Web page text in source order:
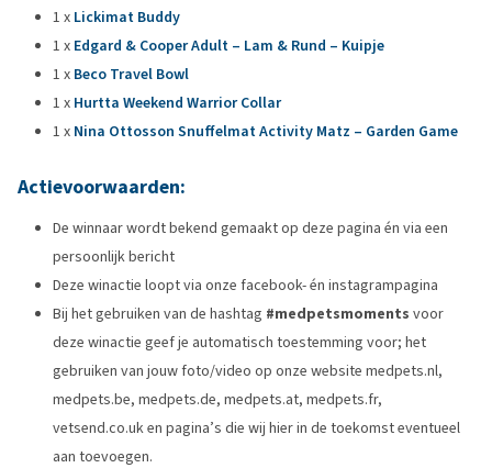
1 x Lickimat Buddy
1 x Edgard & Cooper Adult – Lam & Rund – Kuipje
1 x Beco Travel Bowl
1 x Hurtta Weekend Warrior Collar
1 x Nina Ottosson Snuffelmat Activity Matz – Garden Game
Actievoorwaarden:
De winnaar wordt bekend gemaakt op deze pagina én via een
persoonlijk bericht
Deze winactie loopt via onze facebook- én instagrampagina
Bij het gebruiken van de hashtag #medpetsmoments voor
deze winactie geef je automatisch toestemming voor; het
gebruiken van jouw foto/video op onze website medpets.nl,
medpets.be, medpets.de, medpets.at, medpets.fr,
vetsend.co.uk en pagina’s die wij hier in de toekomst eventueel
aan toevoegen.